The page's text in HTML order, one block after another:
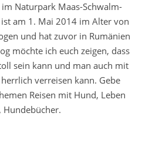
Naturpark Maas-Schwalm-
am 1. Mai 2014 im Alter von
und hat zuvor in Rumänien
möchte ich euch zeigen, dass
sein kann und man auch mit
verreisen kann. Gebe
Reisen mit Hund, Leben
Hundebücher.